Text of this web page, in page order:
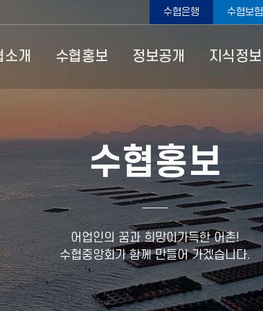
수협은행 수협보험
소개 수협홍보 정보공개 지식정보
수협홍보
어업인의 꿈과 희망이가득한 어촌!
수협중앙회가 함께 만들어 가겠습니다.